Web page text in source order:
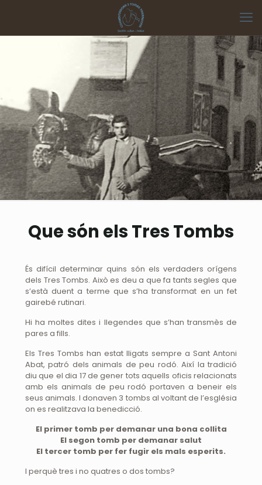
Que són els Tres Tombs
És difícil determinar quins són els verdaders orígens
dels Tres Tombs. Això es deu a que fa tants segles que
s’està duent a terme que s’ha transformat en un fet
gairebé rutinari.
Hi ha moltes dites i llegendes que s’han transmès de
pares a fills.
Els Tres Tombs han estat lligats sempre a Sant Antoni
Abat, patró dels animals de peu rodó. Així la tradició
diu que el dia 17 de gener tots aquells oficis relacionats
amb els animals de peu rodó portaven a beneir els
seus animals. I donaven 3 tombs al voltant de l’església
on es realitzava la benedicció.
El primer tomb per demanar una bona collita
El segon tomb per demanar salut
El tercer tomb per fer fugir els mals esperits.
I perquè tres i no quatres o dos tombs?